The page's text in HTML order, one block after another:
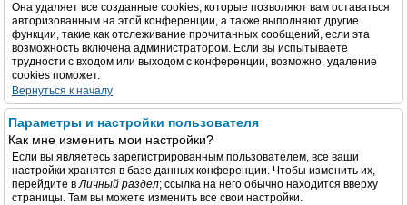
Она удаляет все созданные cookies, которые позволяют вам оставаться
авторизованным на этой конференции, а также выполняют другие
функции, такие как отслеживание прочитанных сообщений, если эта
возможность включена администратором. Если вы испытываете
трудности с входом или выходом с конференции, возможно, удаление
cookies поможет.
Вернуться к началу
Параметры и настройки пользователя
Как мне изменить мои настройки?
Если вы являетесь зарегистрированным пользователем, все ваши
настройки хранятся в базе данных конференции. Чтобы изменить их,
перейдите вЛичный раздел; ссылка на него обычно находится вверху
страницы. Там вы можете изменить все свои настройки.